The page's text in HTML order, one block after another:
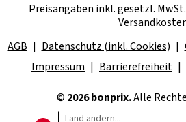
Preisangaben inkl. gesetzl.
AGB
Datenschutz (inkl. Cookies)
Impressum
Barrierefreiheit
© 2026 bonprix.Alle
Land ändern...